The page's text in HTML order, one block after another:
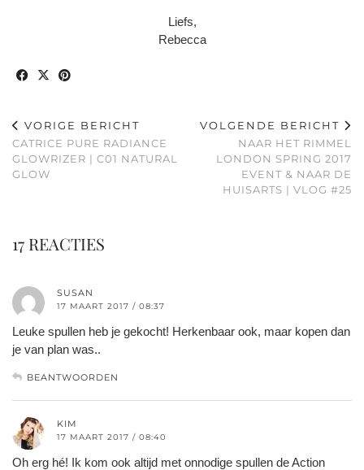
Liefs,
Rebecca
VORIGE BERICHT
CATRICE PURE RADIANCE
GLOWRIZER | C01 NATURAL
GLOW
VOLGENDE BERICHT
NAAR HET RIMMEL
LONDON SPRING 2017
EVENT & NAAR DE
HUISARTS | VLOG #25
17 REACTIES
SUSAN
17 MAART 2017 / 08:37
Leuke spullen heb je gekocht! Herkenbaar ook, maar kopen dan
je van plan was..
BEANTWOORDEN
KIM
17 MAART 2017 / 08:40
Oh erg hé! Ik kom ook altijd met onnodige spullen de Action